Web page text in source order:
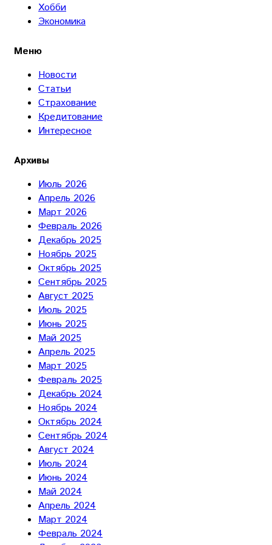
Хобби
Экономика
Меню
Новости
Статьи
Страхование
Кредитование
Интересное
Архивы
Июль 2026
Апрель 2026
Март 2026
Февраль 2026
Декабрь 2025
Ноябрь 2025
Октябрь 2025
Сентябрь 2025
Август 2025
Июль 2025
Июнь 2025
Май 2025
Апрель 2025
Март 2025
Февраль 2025
Декабрь 2024
Ноябрь 2024
Октябрь 2024
Сентябрь 2024
Август 2024
Июль 2024
Июнь 2024
Май 2024
Апрель 2024
Март 2024
Февраль 2024